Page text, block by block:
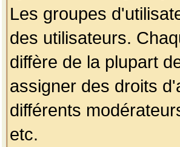
Les groupes
des utilisateurs.
diffère de la plupart
assigner des droits
différents
etc.